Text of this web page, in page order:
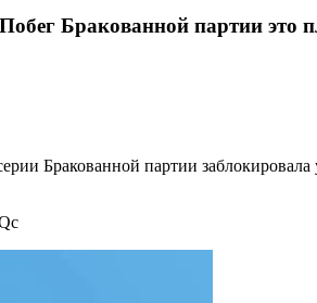
Бракованной партии это
Бракованной партии